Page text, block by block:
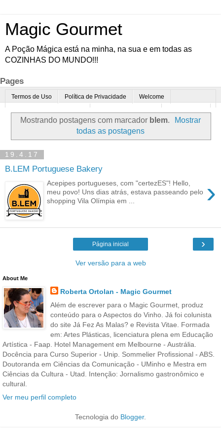
Magic Gourmet
A Poção Mágica está na minha, na sua e em todas as
COZINHAS DO MUNDO!!!
Pages
Termos de Uso Política de Privacidade Welcome
Enoturismo Minha Cozinha Dicas da vovó Mais
Parcerias Contato
Mostrando postagens com marcador blem.
Mostrar
todas as postagens
19.4.17
B.LEM Portuguese Bakery
›
Acepipes portugueses, com "certezES"! Hello,
meu povo! Uns dias atrás, estava passeando pelo
shopping Vila Olímpia em ...
›
Página inicial
Ver versão para a web
About Me
Roberta Ortolan - Magic Gourmet
Além de escrever para o Magic Gourmet, produz
conteúdo para o Aspectos do Vinho. Já foi colunista
do site Já Fez As Malas? e Revista Vitae. Formada
em: Artes Plásticas, licenciatura plena em Educação
Artística - Faap. Hotel Management em Melbourne - Austrália.
Docência para Curso Superior - Unip. Sommelier Profissional - ABS.
Doutoranda em Ciências da Comunicação - UMinho e Mestra em
Ciências da Cultura - Utad. Intenção: Jornalismo gastronômico e
cultural.
Ver meu perfil completo
Tecnologia do Blogger.